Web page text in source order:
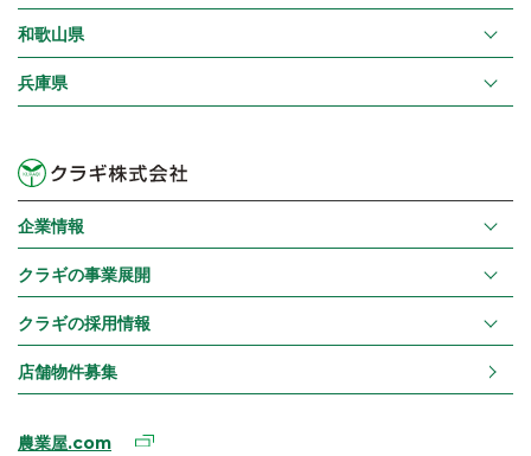
和歌山県
兵庫県
企業情報
クラギの事業展開
クラギの採用情報
店舗物件募集
農業屋.com